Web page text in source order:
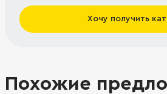
Хочу получить
Похожие